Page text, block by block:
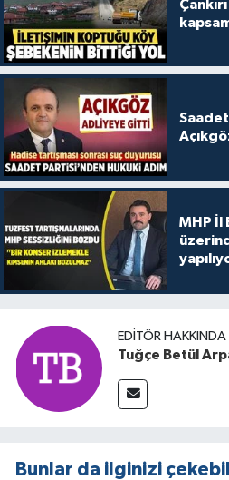
Saadet
MHP İl
EDITÖR HAKKINDA
Tuğçe Betül
Bunlar da ilginizi